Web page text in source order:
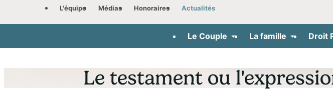
L'équipe Médias Honoraires Actualités
Le Couple La famille Droit
Le testament ou
Panneau de gestion des cookies